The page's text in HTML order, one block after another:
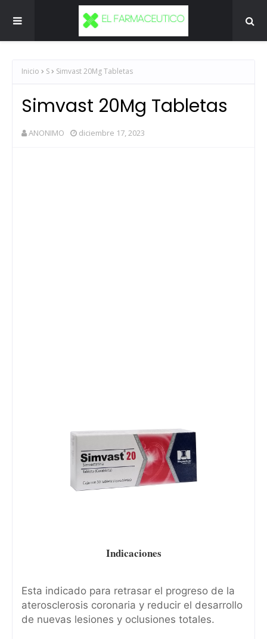
Inicio S Simvast 20Mg Tabletas
Simvast 20Mg Tabletas
ANONIMO diciembre 17, 2023
Indicaciones
Esta indicado para retrasar el progreso de la
aterosclerosis coronaria y reducir el desarrollo
de nuevas lesiones y oclusiones totales.